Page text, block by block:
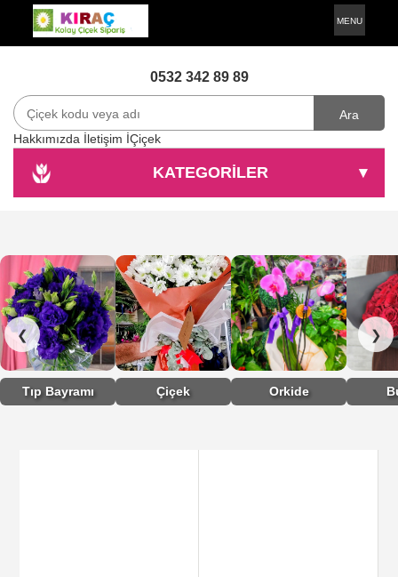
MENU
0532 342 89 89
Ara
Hakkımızda İletişim İÇiçek
KATEGORİLER ▾
❮
Tıp Bayramı Çiçek Orkide
❯